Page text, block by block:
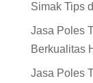
Simak Tips
Jasa Poles
Berkualitas
Jasa Poles